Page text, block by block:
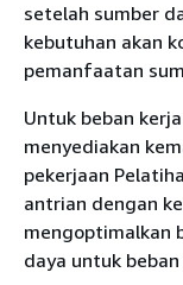
setelah sumber
kebutuhan akan
pemanfaatan
Untuk beban
menyediakan
pekerjaan
antrian dengan
mengoptimalkan
daya untuk